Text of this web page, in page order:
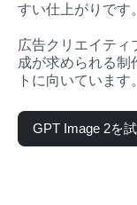
すい仕上がりです。
広告クリエイティ
成が求められる制
トに向いています。
GPT Image 2を